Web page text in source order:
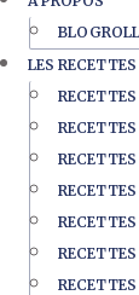
LES RECETTES
RECETTES
RECETTES
RECETTES